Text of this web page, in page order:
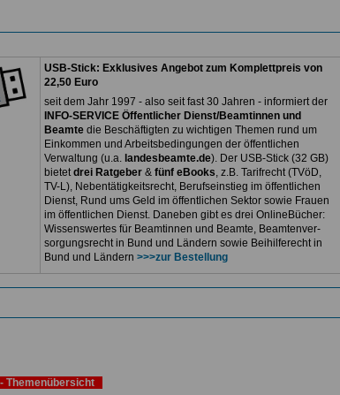
USB-Stick: Exklusives Angebot zum Komplettpreis von
22,50 Euro
seit dem Jahr 1997 - also seit fast 30 Jahren - informiert der
INFO-SERVICE Öffentlicher Dienst/Beamtinnen und
Beamtedie Beschäftigten zu wichtigen Themen rund um
Einkommen und Arbeitsbedingungen der öffentlichen
Verwaltung (u.a. landesbeamte.de). Der USB-Stick (32 GB)
bietetdrei Ratgeber& fünf eBooks, z.B. Tarifrecht (TVöD,
TV-L), Nebentätigkeitsrecht, Berufseinstieg im öffentlichen
Dienst, Rund ums Geld im öffentlichen Sektor sowie Frauen
im öffentlichen Dienst. Daneben gibt es drei OnlineBücher:
Wissenswertes für Beamtinnen und Beamte, Beamtenver-
sorgungsrecht in Bund und Ländern sowie Beihilferecht in
Bund und Ländern >>>zur Bestellung
Themenübersicht